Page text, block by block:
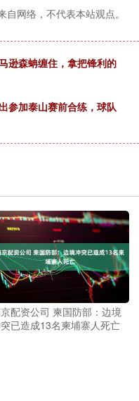
网络，不代表本站观点。
逊森蚺缠住，拿把锋利的
参加泰山赛前合练，球队
配资公司 柬国防部：边境
已造成13名柬埔寨人死亡